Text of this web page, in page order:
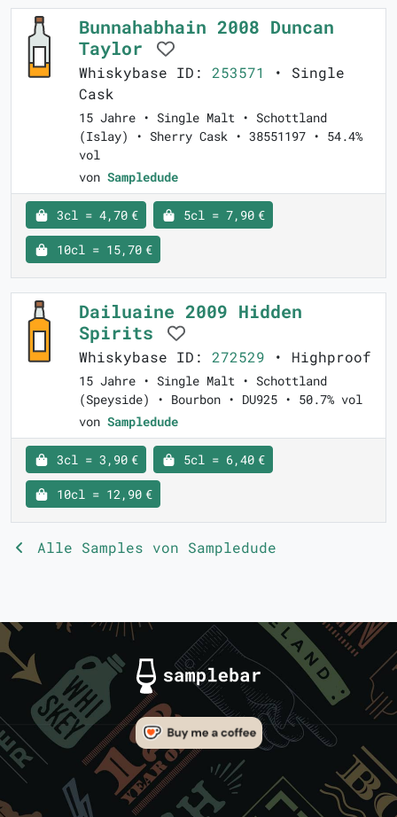
Bunnahabhain 2008 Duncan
Taylor
Whiskybase ID: 253571
• Single
Cask
15 Jahre • Single Malt • Schottland
(Islay) • Sherry Cask • 38551197 • 54.4%
vol
von Sampledude
3cl = 4,70 € 5cl = 7,90 €
10cl = 15,70 €
Dailuaine 2009 Hidden
Spirits
Whiskybase ID: 272529 • Highproof
15 Jahre • Single Malt • Schottland
(Speyside) • Bourbon • DU925 • 50.7% vol
von Sampledude
3cl = 3,90 € 5cl = 6,40 €
10cl = 12,90 €
Alle Samples von Sampledude